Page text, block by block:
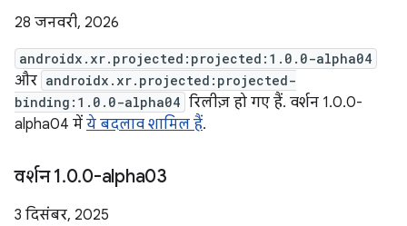
28 जनवरी, 2026
androidx.xr.projected:projected:1.0.0-alpha04
और androidx.xr.projected:projected-
binding:1.0.0-alpha04 रिलीज़ हो गए हैं. वर्शन 1.0.0-
alpha04 में ये बदलाव शामिल हैं.
वर्शन 1.0.0-alpha03
3 दिसंबर, 2025